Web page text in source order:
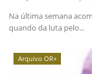
Na última semana
quando da luta pelo...
Arquivo OR+